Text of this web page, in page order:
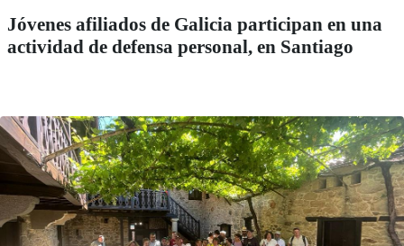
Jóvenes afiliados de Galicia participan en una
actividad de defensa personal, en Santiago